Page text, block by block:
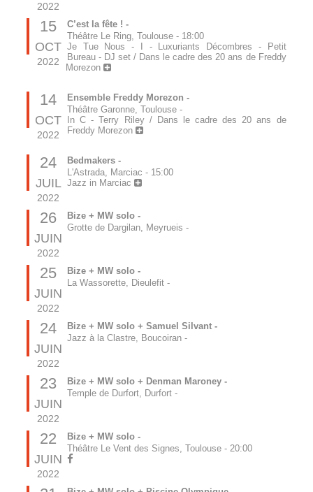
2022
15
OCT
2022
C’est la fête ! -
Théâtre Le Ring, Toulouse - 18:00
Je Tue Nous - I - Luxuriants Décombres - Petit
Bureau - DJ set / Dans le cadre des 20 ans de Freddy
Morezon
14
OCT
2022
Ensemble Freddy Morezon -
Théâtre Garonne, Toulouse -
In C - Terry Riley / Dans le cadre des 20 ans de
Freddy Morezon
24
JUIL
2022
Bedmakers -
L'Astrada, Marciac - 15:00
Jazz in Marciac
26
JUIN
2022
Bize + MW solo -
Grotte de Dargilan, Meyrueis -
25
JUIN
2022
Bize + MW solo -
La Wassorette, Dieulefit -
24
JUIN
2022
Bize + MW solo + Samuel Silvant -
Jazz à la Clastre, Boucoiran -
23
JUIN
2022
Bize + MW solo + Denman Maroney -
Temple de Durfort, Durfort -
22
JUIN
2022
Bize + MW solo -
Théâtre Le Vent des Signes, Toulouse - 20:00